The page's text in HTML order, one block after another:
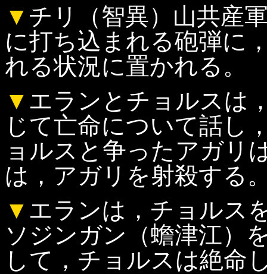
▼ チリ（智異）山共産
に打ち込まれる砲弾に
れる状況に置かれる。
▼ エランとチョルスは
じて亡命について話し
ョルスと争ったアガリ
は，アガリを射殺する
▼ エランは，チョルス
ソジンガン（蟾津江）
して，チョルスは絶命